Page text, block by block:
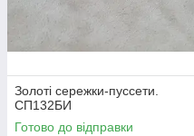
Золоті сережки-пуссети.
СП132БИ
Готово до відправки